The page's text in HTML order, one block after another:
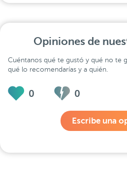
Opiniones de
Cuéntanos qué te gustó y qué no te
qué lo recomendarías y a quién.
0 0
Escribe una